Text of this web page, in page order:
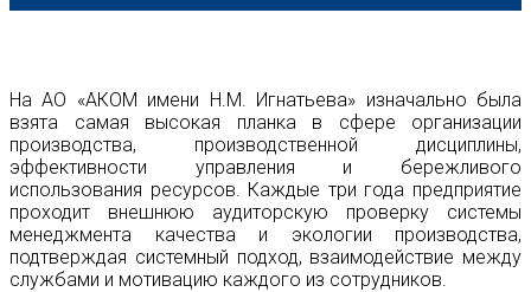
На АО «АКОМ имени Н.М. Игнатьева» изначально была
взята самая высокая планка в сфере организации
производства, производственной дисциплины,
эффективности управления и бережливого
использования ресурсов. Каждые три года предприятие
проходит внешнюю аудиторскую проверку системы
менеджмента качества и экологии производства,
подтверждая системный подход, взаимодействие между
службами и мотивацию каждого из сотрудников.